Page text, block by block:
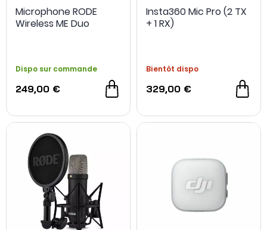
Microphone RODE
Wireless ME Duo
Dispo sur commande
249,00 €
Insta360 Mic Pro (2 TX
+ 1 RX)
Bientôt dispo
329,00 €